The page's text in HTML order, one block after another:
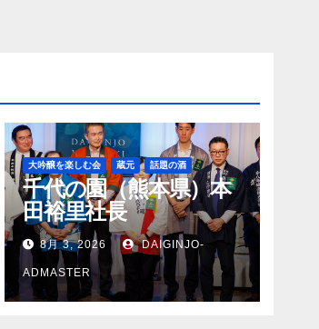
大吟醸を楽しむ会 蔵元 話題の酒
千代の園（熊本県）本
田裕里社長
8月 3, 2026 DAIGINJO-
ADMASTER